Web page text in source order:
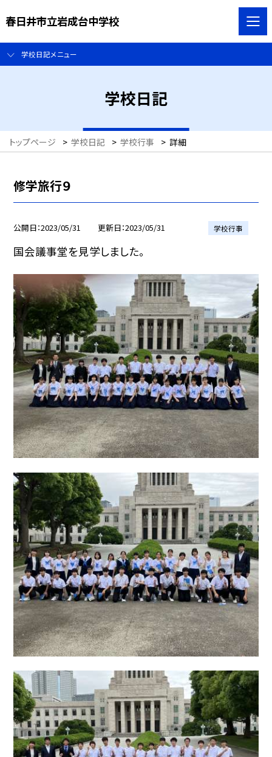
春日井市立岩成台中学校
学校日記メニュー
学校日記
トップページ > 学校日記 > 学校行事 > 詳細
修学旅行９
公開日 2023/05/31 更新日 2023/05/31 学校行事
国会議事堂を見学しました。